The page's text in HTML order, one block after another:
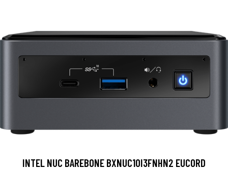
INTEL NUC BAREBONE BXNUC10I3FNHN2 EUCORD